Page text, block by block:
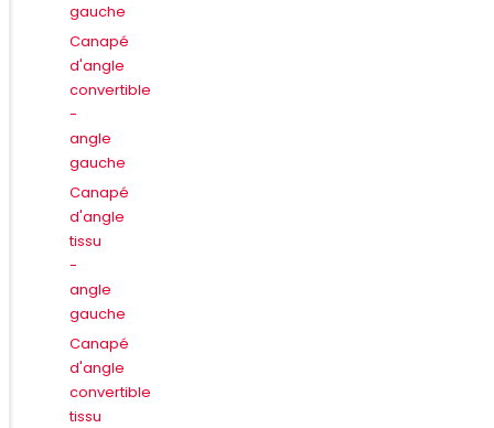
gauche
Canapé
d'angle
convertible
-
angle
gauche
Canapé
d'angle
tissu
-
angle
gauche
Canapé
d'angle
convertible
tissu